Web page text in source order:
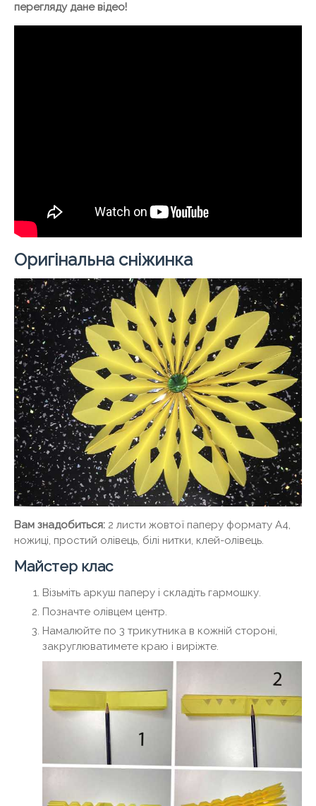
перегляду дане відео!
Оригінальна сніжинка
Вам знадобиться: 2 листи жовтої паперу формату А4,
ножиці, простий олівець, білі нитки, клей-олівець.
Майстер клас
Візьміть аркуш паперу і складіть гармошку.
Позначте олівцем центр.
Намалюйте по 3 трикутника в кожній стороні,
закруглюватимете краю і виріжте.